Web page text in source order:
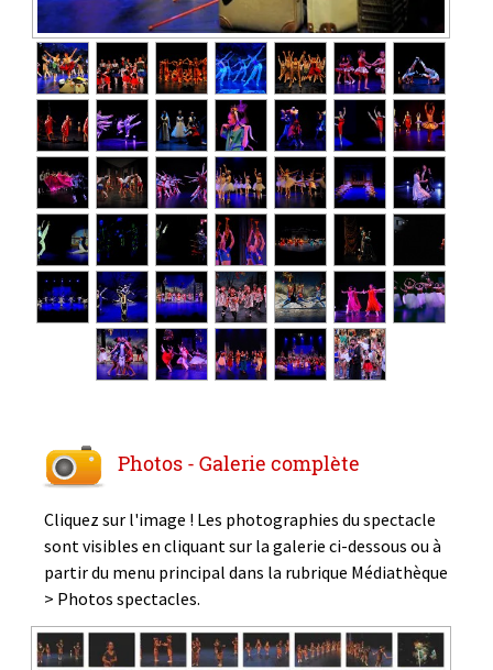
Photos - Galerie complète
Cliquez sur l'image ! Les photographies du spectacle
sont visibles en cliquant sur la galerie ci-dessous ou à
partir du menu principal dans la rubrique Médiathèque
> Photos spectacles.